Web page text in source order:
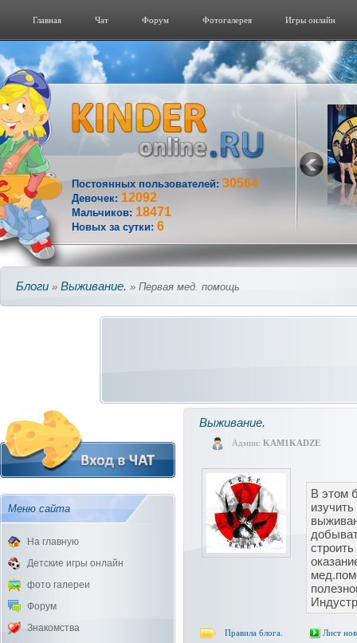
Главная Чат Форум Фотогалерeя Игры онлайн
Постоянных пользователей: 30564
Девочек: 12092
Мальчиков: 18471
Новых за сутки: 6
Блоги » Выживание. » Первая мед. помощь
Меню сайта
На главную
Детские игры онлайн
фото галереи
Форум
Знакомства
Выживание.
Админ: KAM1KADZE
В этом
Правила блога. Лист